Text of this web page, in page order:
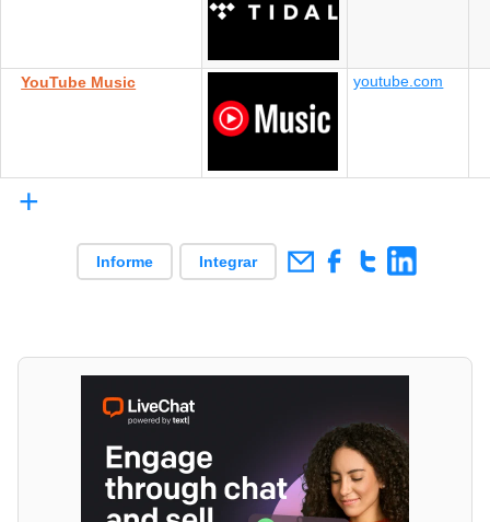
YouTube Music youtube.com
+
Informe Integrar